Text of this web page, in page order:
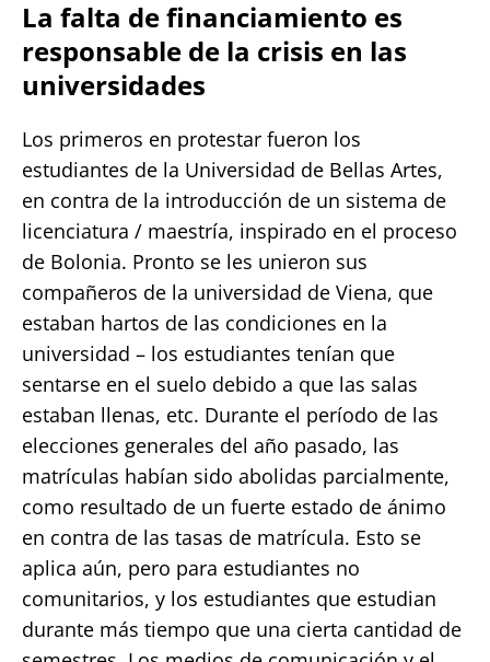
La falta de financiamiento es
responsable de la crisis en las
universidades
Los primeros en protestar fueron los
estudiantes de la Universidad de Bellas Artes,
en contra de la introducción de un sistema de
licenciatura / maestría, inspirado en el proceso
de Bolonia. Pronto se les unieron sus
compañeros de la universidad de Viena, que
estaban hartos de las condiciones en la
universidad – los estudiantes tenían que
sentarse en el suelo debido a que las salas
estaban llenas, etc. Durante el período de las
elecciones generales del año pasado, las
matrículas habían sido abolidas parcialmente,
como resultado de un fuerte estado de ánimo
en contra de las tasas de matrícula. Esto se
aplica aún, pero para estudiantes no
comunitarios, y los estudiantes que estudian
durante más tiempo que una cierta cantidad de